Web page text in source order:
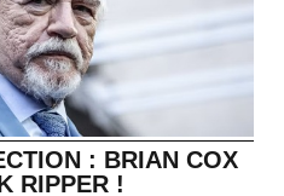
: BRIAN COX
RIPPER !